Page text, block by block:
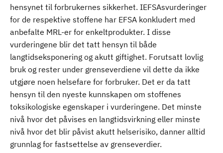
hensynet til forbrukernes sikkerhet. IEFSAsvurderinger
for de respektive stoffene har EFSA konkludert med
anbefalte MRL-er for enkeltprodukter. I disse
vurderingene blir det tatt hensyn til både
langtidseksponering og akutt giftighet. Forutsatt lovlig
bruk og rester under grenseverdiene vil dette da ikke
utgjøre noen helsefare for forbruker. Det er da tatt
hensyn til den nyeste kunnskapen om stoffenes
toksikologiske egenskaper i vurderingene. Det minste
nivå hvor det påvises en langtidsvirkning eller minste
nivå hvor det blir påvist akutt helserisiko, danner alltid
grunnlag for fastsettelse av grenseverdier.